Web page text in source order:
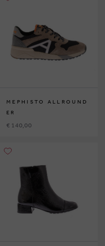
MEPHISTO ALLROUND
ER
€ 140,00